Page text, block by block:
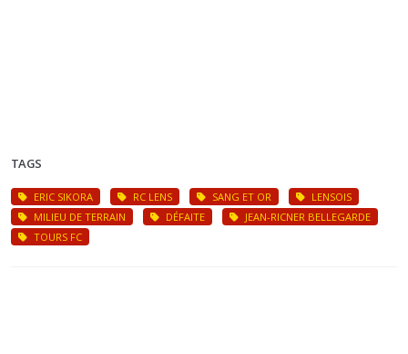
TAGS
ERIC SIKORA RC LENS SANG ET OR
LENSOIS
MILIEU DE TERRAIN
DÉFAITE
JEAN-RICNER BELLEGARDE
TOURS FC